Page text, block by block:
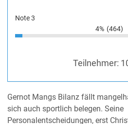
Note 3
4% (464)
Teilnehmer:
Gernot Mangs Bilanz fällt
sich auch sportlich belegen. Seine
Personalentscheidungen, erst